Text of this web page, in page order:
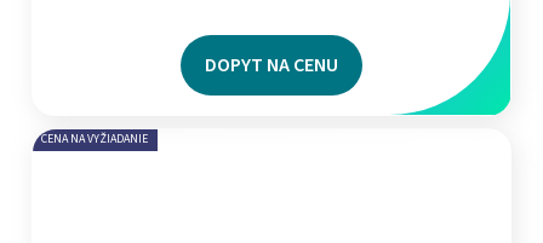
DOPYT NA CENU
CENA NA VYŽIADANIE